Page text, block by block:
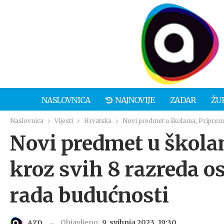
NASLOVNICA NAJNOVIJE ZADAR
Naslovnica Vijesti Hrvatska Novi predmet u školama;
Novi predmet u
kroz svih 8 razreda
rada budućnosti